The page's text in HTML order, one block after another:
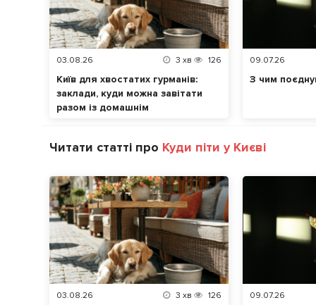
03.08.26 3 хв 126
Київ для хвостатих гурманів:
заклади, куди можна завітати
разом із домашнім
09.07.26
З чим
Читати статті про Куди піти у Києві
03.08.26 3 хв 126 09.07.26